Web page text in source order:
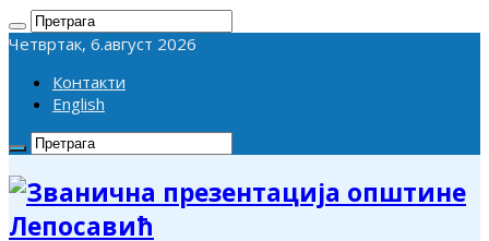
Четвртак, 6.август 2026
Контакти
English